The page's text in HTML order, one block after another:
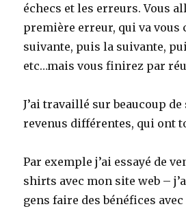
échecs et les erreurs. Vous
première erreur, qui va vous
suivante, puis la suivante,
etc…mais vous finirez par
J’ai travaillé sur beaucoup de
revenus différentes, qui ont
Par exemple j’ai essayé de
shirts avec mon site web –
gens faire des bénéfices